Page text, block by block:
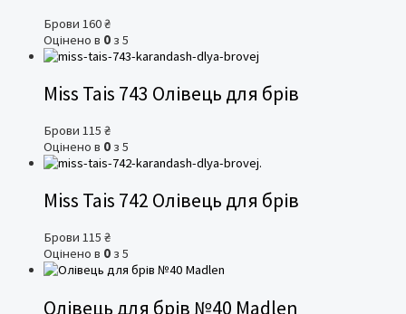
Брови 160₴
Оцінено в 0 з 5
Miss Tais 743 Олівець для брів
Брови 115 ₴
Оцінено в 0 з 5
Miss Tais 742 Олівець для брів
Брови 115 ₴
Оцінено в 0 з 5
Олівець для брів №40 Madlen